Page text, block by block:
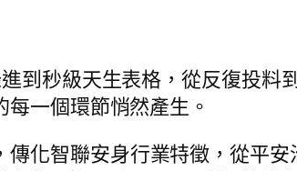
到秒級天生表格，從反復投
一個環節悄然產生。
化智聯安身行業特徵，從平